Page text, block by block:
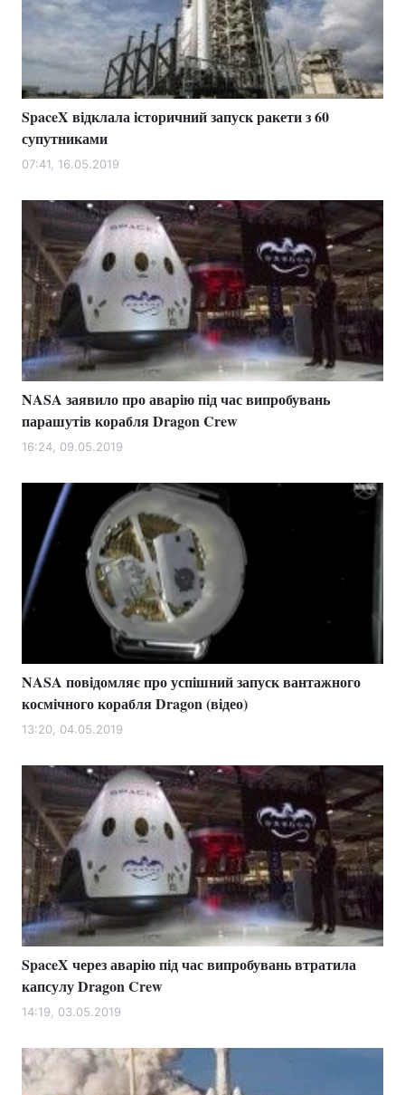
SpaceX відклала історичний запуск ракети з 60
супутниками
07:41, 16.05.2019
NASA заявило про аварію під час випробувань
парашутів корабля Dragon Crew
16:24, 09.05.2019
NASA повідомляє про успішний запуск вантажного
космічного корабля Dragon (відео)
13:20, 04.05.2019
SpaceX через аварію під час випробувань втратила
капсулу Dragon Crew
14:19, 03.05.2019